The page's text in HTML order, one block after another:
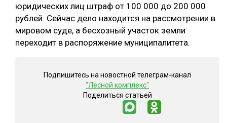
юридических лиц штраф от 100 000 до 200 000
рублей. Сейчас дело находится на рассмотрении в
мировом суде, а бесхозный участок земли
переходит в распоряжение муниципалитета.
Подпишитесь на новостной телеграм-канал
"Лесной комплекс"
Поделиться статьей